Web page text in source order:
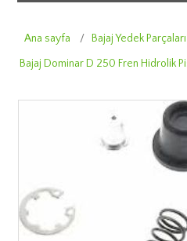
Ana sayfa / Bajaj Yedek Parçaları
Bajaj Dominar D 250 Fren Hidrolik